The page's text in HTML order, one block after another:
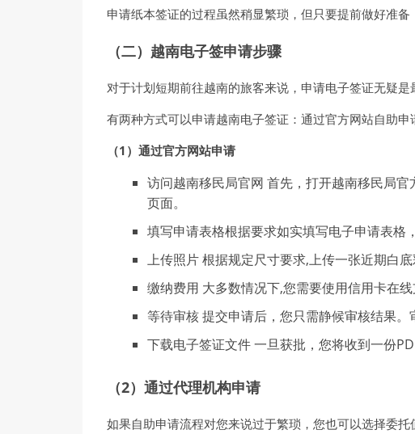
申请纸本签证的过程虽然稍显繁琐，但只要提前做好准
（二）越南电子签申请步骤
对于计划短期前往越南的旅客来说，申请电子签证无疑
有两种方式可以申请越南电子签证：通过官方网站自助申
（1）通过官方网站申请
访问越南移民局官网 首先，打开越南移民局
页面。
填写申请表格根据要求如实填写电子申请表格
上传照片 根据规定尺寸要求,上传一张近期白底
缴纳费用 大多数情况下,您需要使用信用卡在线
等待审核 提交申请后，您只需静候审核结果。
下载电子签证文件 一旦获批，您将收到一份
（2）通过代理机构申请
如果自助申请流程对您来说过于繁琐，您也可以选择委